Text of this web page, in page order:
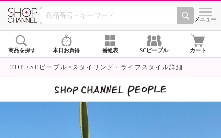
SHOP CHANNEL シメニュー
商品を探す 本日お買得 番組表 SCピープル カート
TOP SCピープル スタイリング・ライフスタイル詳細